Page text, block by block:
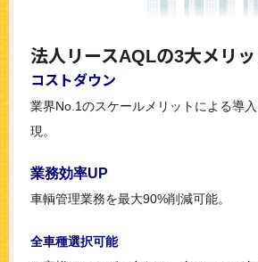
法人リースAQLの3大メリッ
コストダウン
業界No.1のスケールメリットによる導
現。
業務効率UP
車輌管理業務を最大90%削減可能。
全車種選択可能